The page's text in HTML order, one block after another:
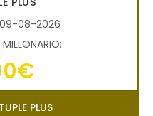
08-2026
PLUS